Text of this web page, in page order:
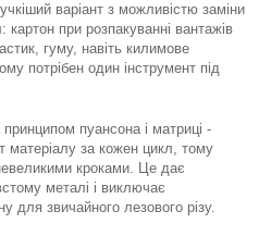
варіант з можливістю заміни
картон при розпакуванні вантажів
гуму, навіть килимове
потрібен один інструмент під
пуансона і матриці -
матеріалу за кожен цикл, тому
кроками. Це дає
металі і виключає
для звичайного лезового різу.